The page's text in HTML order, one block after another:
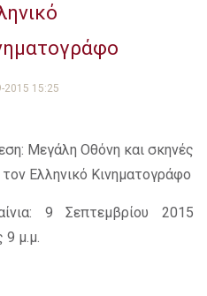
2015 15:25
Μεγάλη Οθόνη και σκηνές
Ελληνικό Κινηματογράφο
9 Σεπτεμβρίου 2015
9 μ.μ.